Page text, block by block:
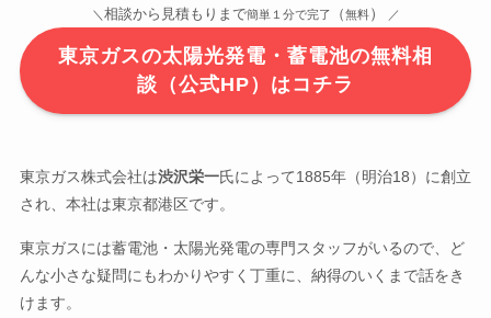
＼ 相談から見積もりまで簡単１分で完了 （無料） ／
東京ガスの太陽光発電・蓄電池の無料相
談（公式HP）はコチラ
東京ガス株式会社は渋沢栄一氏によって1885年（明治18）に創立
され、本社は東京都港区です。
東京ガスには蓄電池・太陽光発電の専門スタッフがいるので、ど
んな小さな疑問にもわかりやすく丁重に、納得のいくまで話をき
けます。